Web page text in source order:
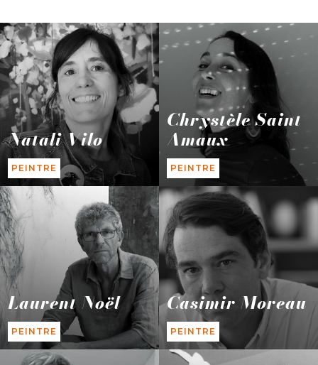
Natali Vilo
PEINTRE
Chrystèle Saint-
Amaux
PEINTRE
Laurent Noël
PEINTRE
Casimir Moreau
PEINTRE